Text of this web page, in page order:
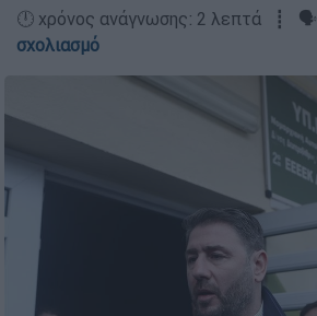
🕛 χρόνος ανάγνωσης: 2 λεπτά ┋ 🗣️
σχολιασμό